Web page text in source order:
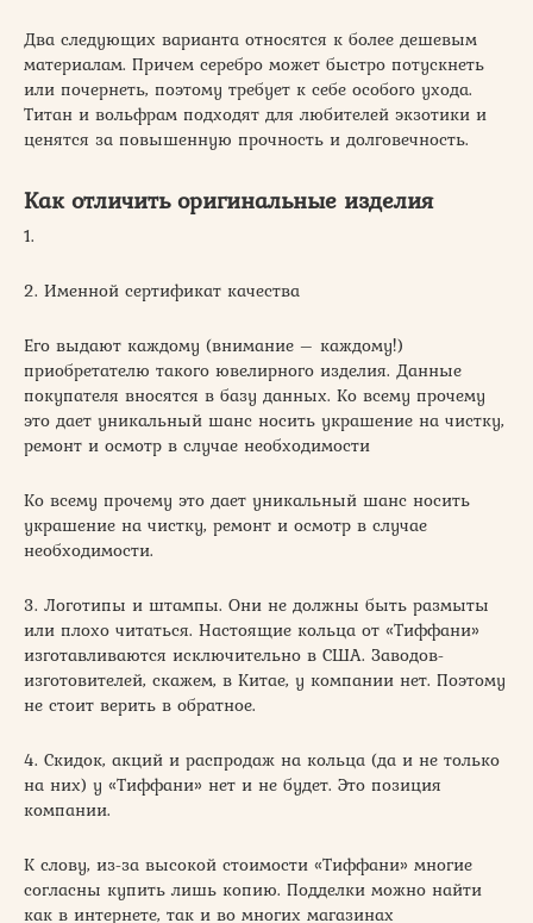
Два следующих варианта относятся к более дешевым
материалам. Причем серебро может быстро потускнеть
или почернеть, поэтому требует к себе особого ухода.
Титан и вольфрам подходят для любителей экзотики и
ценятся за повышенную прочность и долговечность.
Как отличить оригинальные изделия
1.
2. Именной сертификат качества
Его выдают каждому (внимание – каждому!)
приобретателю такого ювелирного изделия. Данные
покупателя вносятся в базу данных. Ко всему прочему
это дает уникальный шанс носить украшение на чистку,
ремонт и осмотр в случае необходимости
Ко всему прочему это дает уникальный шанс носить
украшение на чистку, ремонт и осмотр в случае
необходимости.
3. Логотипы и штампы. Они не должны быть размыты
или плохо читаться. Настоящие кольца от «Тиффани»
изготавливаются исключительно в США. Заводов-
изготовителей, скажем, в Китае, у компании нет. Поэтому
не стоит верить в обратное.
4. Скидок, акций и распродаж на кольца (да и не только
на них) у «Тиффани» нет и не будет. Это позиция
компании.
К слову, из-за высокой стоимости «Тиффани» многие
согласны купить лишь копию. Подделки можно найти
как в интернете, так и во многих магазинах